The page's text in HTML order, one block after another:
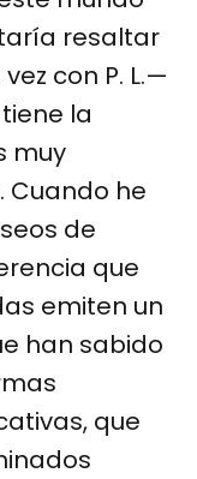
resaltar
con P. L.—
la
muy
Cuando he
de
que
emiten un
han sabido
que